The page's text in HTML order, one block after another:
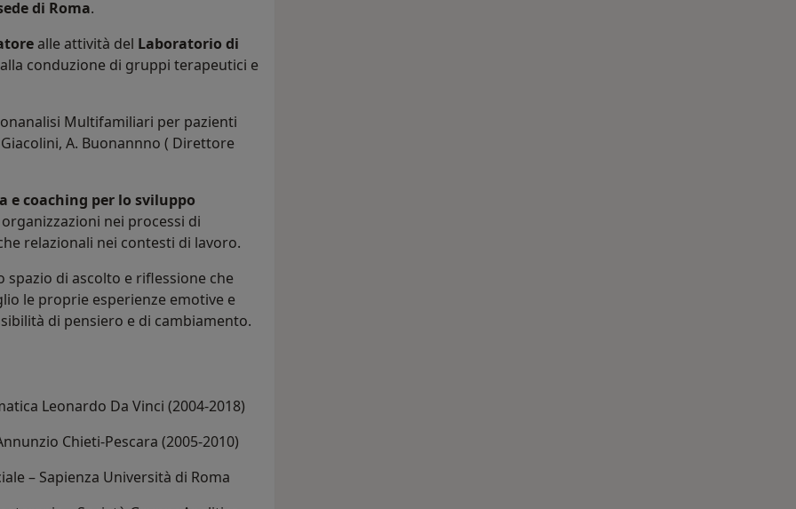
di Roma.
alle attività del Laboratorio di
conduzione di gruppi terapeutici e
Multifamiliari per pazienti
A. Buonannno ( Direttore
e coaching per lo sviluppo
nei processi di
relazionali nei contesti di lavoro.
di ascolto e riflessione che
le proprie esperienze emotive e
di pensiero e di cambiamento.
Leonardo Da Vinci (2004-2018)
Chieti-Pescara (2005-2010)
– Sapienza Università di Roma